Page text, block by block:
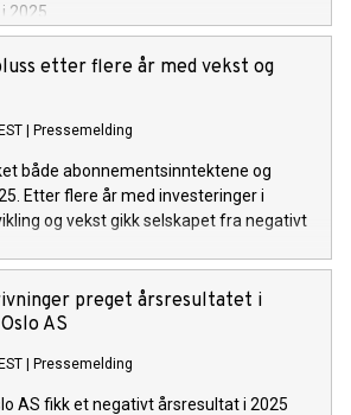
2025.
etter flere år med vekst og
Pressemelding
både abonnementsinntektene og
Etter flere år med investeringer i
og vekst gikk selskapet fra negativt
preget årsresultatet i
AS
Pressemelding
AS fikk et negativt årsresultat i 2025